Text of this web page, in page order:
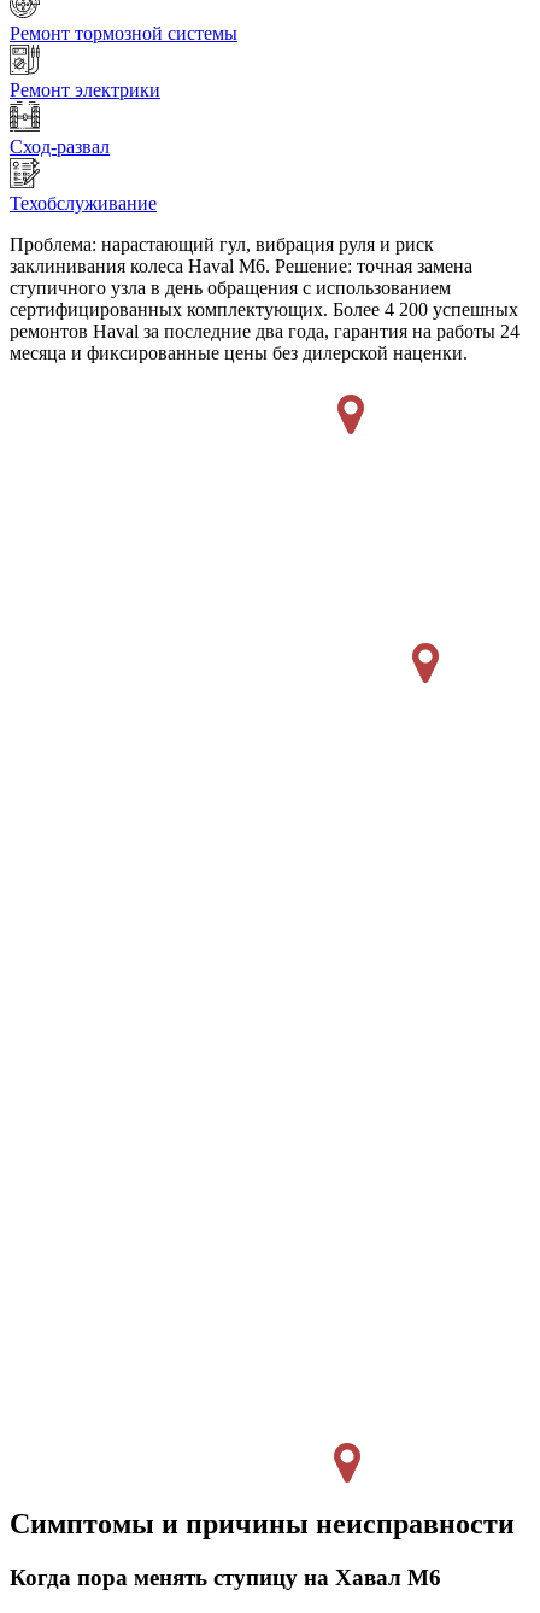
Ремонт тормозной системы
Ремонт электрики
Сход-развал
Техобслуживание
Проблема: нарастающий гул, вибрация руля и риск
заклинивания колеса Haval M6. Решение: точная замена
ступичного узла в день обращения с использованием
сертифицированных комплектующих. Более 4 200 успешных
ремонтов Haval за последние два года, гарантия на работы 24
месяца и фиксированные цены без дилерской наценки.
Симптомы и причины неисправности
Когда пора менять ступицу на Хавал М6